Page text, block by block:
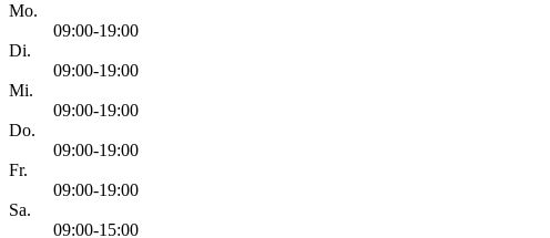
Mo.
09:00-19:00
Di.
09:00-19:00
Mi.
09:00-19:00
Do.
09:00-19:00
Fr.
09:00-19:00
Sa.
09:00-15:00